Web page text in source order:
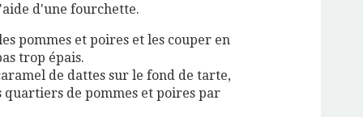
d'une fourchette.
pommes et poires et les couper en
trop épais.
de dattes sur le fond de tarte,
quartiers de pommes et poires par